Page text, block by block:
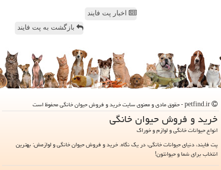
اخبار پت فایند
بازگشت به پت فایند
خرید و فروش حیوان خانگی
انواع حیوانات خانگی و لوازم و خوراک
پت فایند، دنیای حیوانات خانگی، در یک نگاه. خرید و فروش حیوان خانگی و لوازمش: بهترین
انتخاب برای شما و حیوانتون!